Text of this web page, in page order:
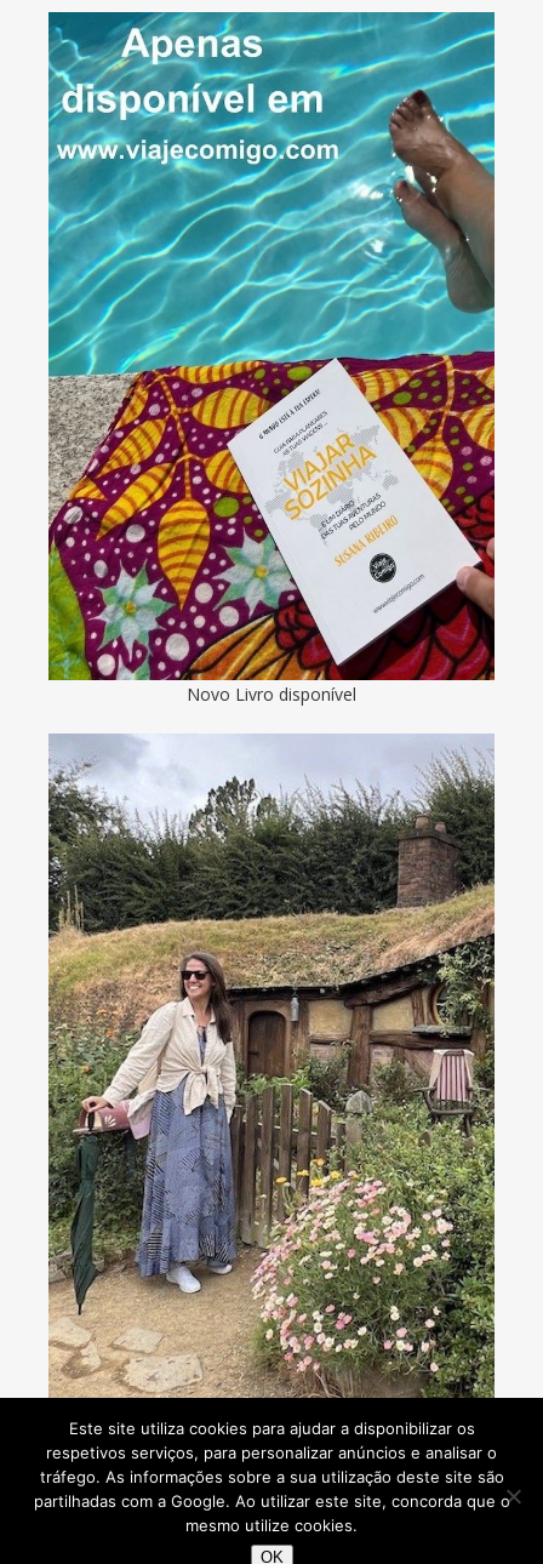
Novo Livro disponível
Viaje Comigo © 2026
Este site utiliza cookies para ajudar a disponibilizar os
respetivos serviços, para personalizar anúncios e analisar o
tráfego. As informações sobre a sua utilização deste site são
partilhadas com a Google. Ao utilizar este site, concorda que o
mesmo utilize cookies.
OK